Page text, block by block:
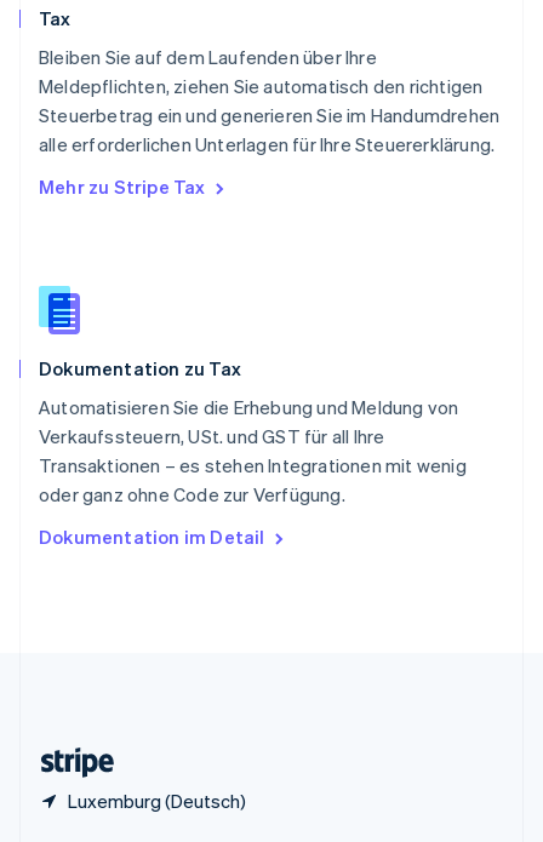
Tax
Bleiben Sie auf dem Laufenden über Ihre
Meldepflichten, ziehen Sie automatisch den richtigen
Steuerbetrag ein und generieren Sie im Handumdrehen
alle erforderlichen Unterlagen für Ihre Steuererklärung.
Mehr zu Stripe Tax
Dokumentation zu Tax
Automatisieren Sie die Erhebung und Meldung von
Verkaufssteuern, USt. und GST für all Ihre
Transaktionen – es stehen Integrationen mit wenig
oder ganz ohne Code zur Verfügung.
Dokumentation im Detail
Luxemburg (Deutsch)
Schweden
Schweiz
DeutschFrançaisItalianoEnglish
Singapur
Slowakei
Sonderverwaltungsregion Hongkong,
China
Spanien
EspañolEnglish
Thailand
Tschechische Republik
English
English